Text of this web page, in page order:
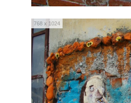
768 x 1024